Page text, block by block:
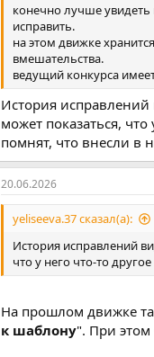
конечно лучше увидеть
исправить.
на этом движке
вмешательства.
ведущий конкурса
История
может показаться,
помнят, что внесли в
20.06.2026
yeliseeva.37 сказал(а):
История исправлений
что у него что-то
На прошлом движке
к шаблону". При